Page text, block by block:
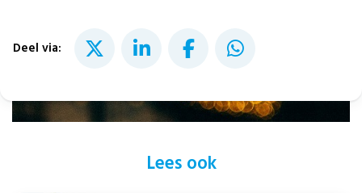
Deel via:
Lees ook